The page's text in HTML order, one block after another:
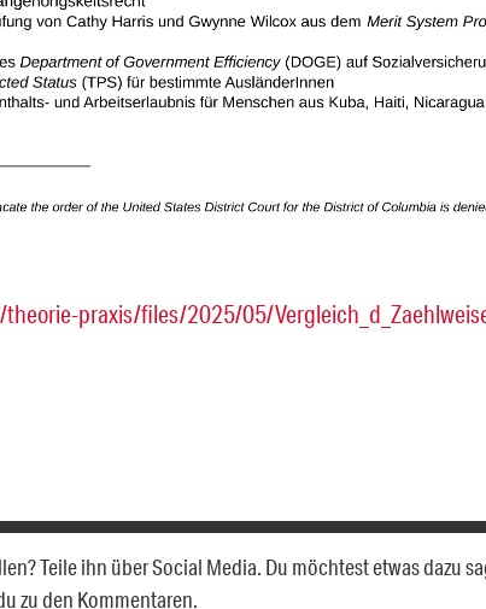
praxis/files/2025/05/
Teile ihn über Social Media. Du möchtest etwas dazu
zu den Kommentaren.